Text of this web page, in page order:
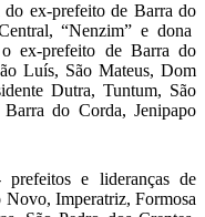
do ex-prefeito de Barra do
“Nenzim” e dona
ex-prefeito de Barra do
Luís, São Mateus, Dom
Dutra, Tuntum, São
do Corda, Jenipapo
e lideranças de
Imperatriz, Formosa